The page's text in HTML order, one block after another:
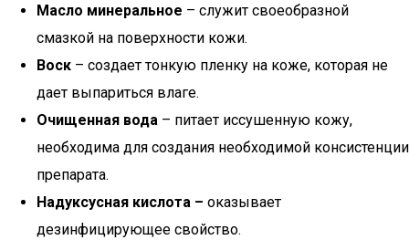
Масло минеральное – служит своеобразной
смазкой на поверхности кожи.
Воск – создает тонкую пленку на коже, которая не
дает выпариться влаге.
Очищенная вода – питает иссушенную кожу,
необходима для создания необходимой консистенции
препарата.
Надуксусная кислота – оказывает
дезинфицирующее свойство.